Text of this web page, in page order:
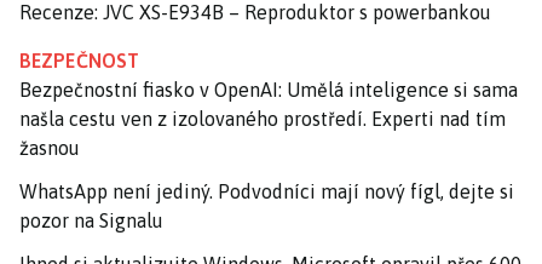
Recenze: JVC XS-E934B – Reproduktor s powerbankou
BEZPEČNOST
Bezpečnostní fiasko v OpenAI: Umělá inteligence si sama
našla cestu ven z izolovaného prostředí. Experti nad tím
žasnou
WhatsApp není jediný. Podvodníci mají nový fígl, dejte si
pozor na Signalu